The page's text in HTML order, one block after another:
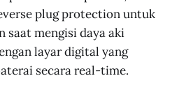
plug protection untuk
saat mengisi daya aki
layar digital yang
secara real-time.